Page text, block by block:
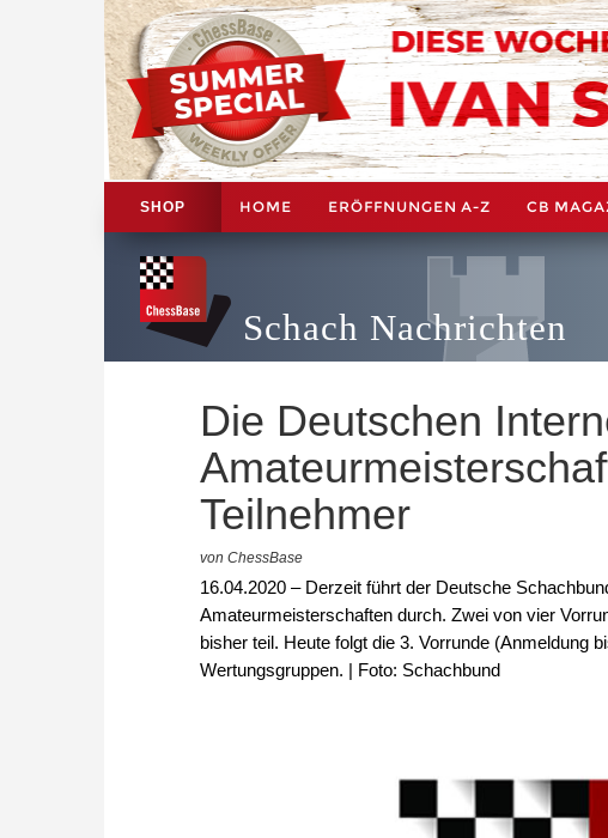
SHOP HOME ERÖFFNUNGEN A-Z CB
Schach Nachrichten
Die Deutschen
Teilnehmer
von ChessBase
16.04.2020 – Derzeit führt der Deutsche
Amateurmeisterschaften durch. Zwei von vier
bisher teil. Heute folgt die 3. Vorrunde (Anmeldung
Wertungsgruppen. | Foto: Schachbund